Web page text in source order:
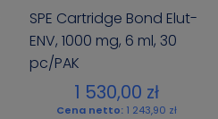
SPE Cartridge Bond Elut-
ENV, 1000 mg, 6 ml, 30
pc/PAK
1 530,00 zł
Cena netto: 1 243,90 zł